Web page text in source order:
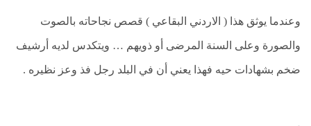
وعندما يوثق هذا ( الاردني البقاعي ) قصص نجاحاته بالصوت
والصورة وعلى السنة المرضى أو ذويهم … ويتكدس لديه أرشيف
ضخم بشهادات حيه فهذا يعني أن في البلد رجل فذ وعز نظيره .